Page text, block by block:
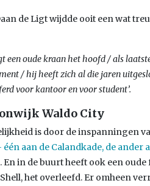
de Ligt wijdde ooit een wat
een oude kraan het hoofd / als
/ hij heeft zich al die jaren
voor kantoor en voor student’.
Waldo City
is door de inspanningen
aan de Calandkade, de ander
. En in de buurt heeft ook een
het overleefd. Er omheen